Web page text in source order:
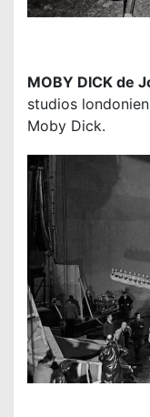
MOBY DICK de
studios
Moby Dick.